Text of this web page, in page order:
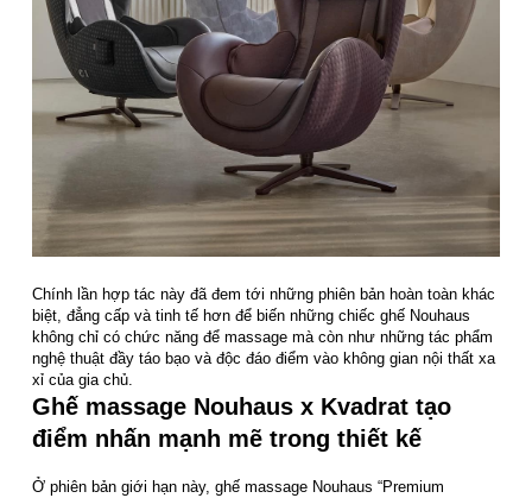
Chính lần hợp tác này đã đem tới những phiên bản hoàn toàn khác
biệt, đẳng cấp và tinh tế hơn để biến những chiếc ghế Nouhaus
không chỉ có chức năng để massage mà còn như những tác phẩm
nghệ thuật đầy táo bạo và độc đáo điểm vào không gian nội thất xa
xỉ của gia chủ.
Ghế massage Nouhaus x Kvadrat tạo
điểm nhấn mạnh mẽ trong thiết kế
Ở phiên bản giới hạn này, ghế massage Nouhaus “Premium